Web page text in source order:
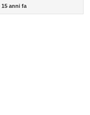
15 anni fa